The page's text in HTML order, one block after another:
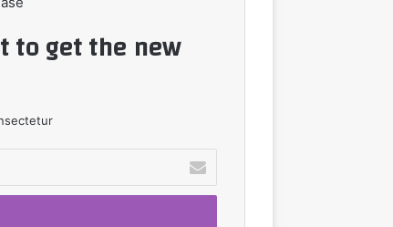
to get the new
بريدك
الإلكتروني